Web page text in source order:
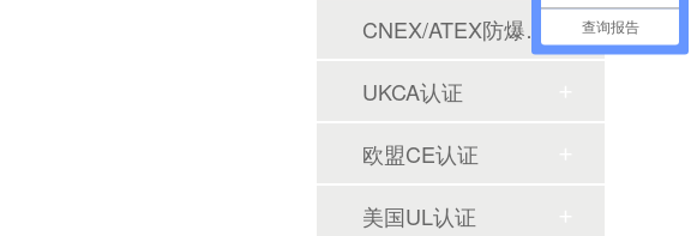
CNEX/ATEX防爆合格证
UKCA认证
欧盟CE认证
美国UL认证
查询报告